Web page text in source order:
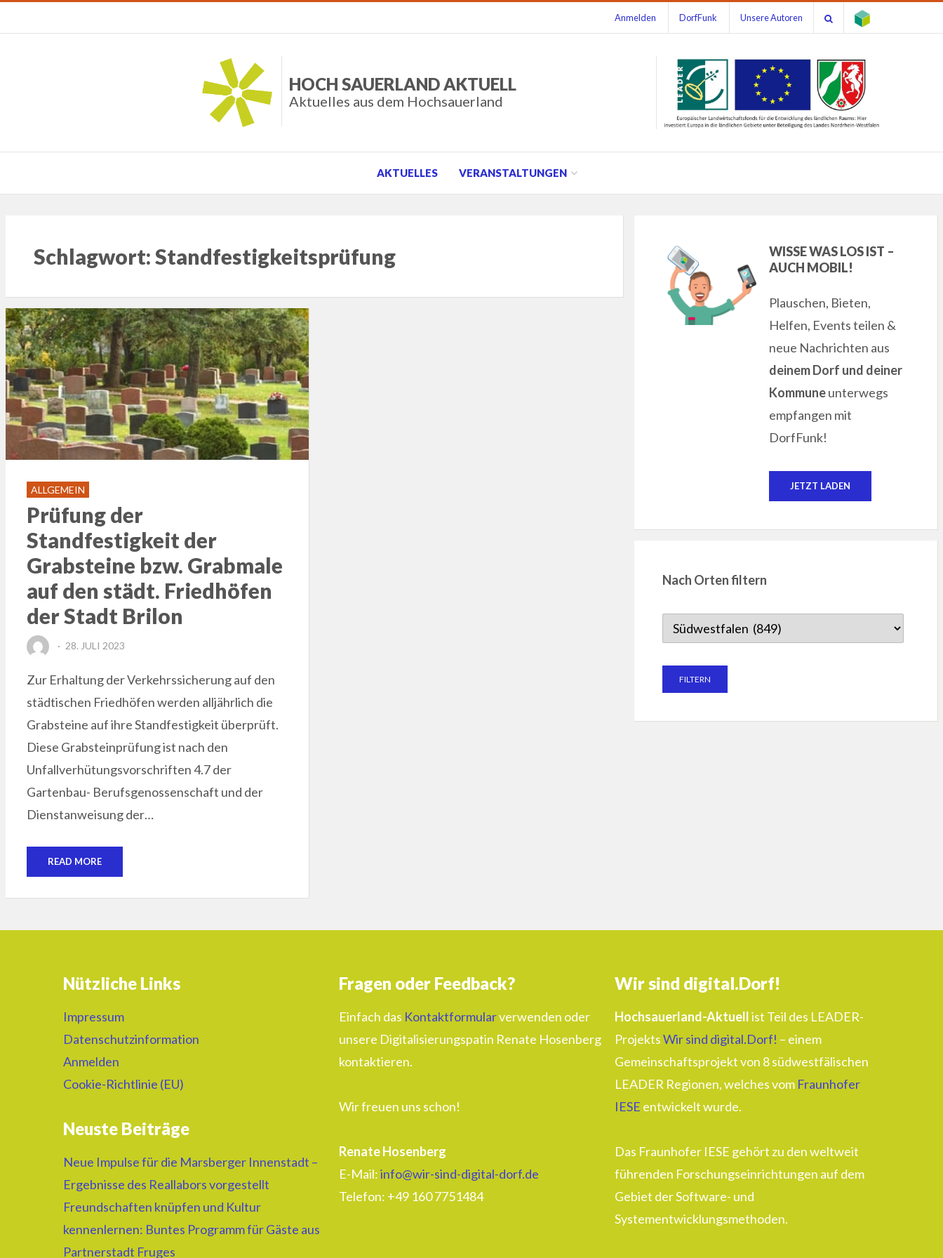
Anmelden DorfFunk Unsere Autoren
HOCH SAUERLAND AKTUELL
Aktuelles aus dem Hochsauerland
AKTUELLES VERANSTALTUNGEN
Schlagwort:Standfestigkeitsprüfung
ALLGEMEIN
Prüfung der
Standfestigkeit der
Grabsteine bzw. Grabmale
auf den städt. Friedhöfen
der Stadt Brilon
POSTED
28. JULI 2023
Zur Erhaltung der Verkehrssicherung auf den
städtischen Friedhöfen werden alljährlich die
Grabsteine auf ihre Standfestigkeit überprüft.
Diese Grabsteinprüfung ist nach den
Unfallverhütungsvorschriften 4.7 der
Gartenbau- Berufsgenossenschaft und der
Dienstanweisung der…
READ MORE
WISSE WAS LOS IST –
AUCH MOBIL!
Plauschen, Bieten,
Helfen, Events teilen &
neue Nachrichten aus
deinem Dorf und deiner
Kommuneunterwegs
empfangen mit
DorfFunk!
JETZT LADEN
Nach Orten filtern
Nützliche Links
Impressum
Datenschutzinformation
Anmelden
Cookie-Richtlinie (EU)
Neuste Beiträge
Neue Impulse für die Marsberger Innenstadt –
Ergebnisse des Reallabors vorgestellt
Freundschaften knüpfen und Kultur
kennenlernen: Buntes Programm für Gäste aus
Partnerstadt Fruges
Fragen oder Feedback?
Einfach das Kontaktformularverwenden oder
unsere Digitalisierungspatin Renate Hosenberg
kontaktieren.
Wir freuen uns schon!
Renate Hosenberg
E-Mail:info@wir-sind-digital-dorf.de
Telefon: ‭+49 160 7751484‬
Wir sind digital.Dorf!
Hochsauerland-Aktuellist Teil des LEADER-
ProjektsWir sind digital.Dorf! – einem
Gemeinschaftsprojekt von 8 südwestfälischen
LEADER Regionen, welches vom Fraunhofer
IESE entwickelt wurde.
Das Fraunhofer IESE gehört zu den weltweit
führenden Forschungseinrichtungen auf dem
Gebiet der Software- und
Systementwicklungsmethoden.